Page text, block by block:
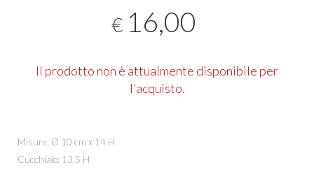
€ 16,00
Il prodotto non è attualmente disponibile per
l'acquisto.
Misure: Ø 10 cm x 14 H
Cucchiaio: 13,5 H